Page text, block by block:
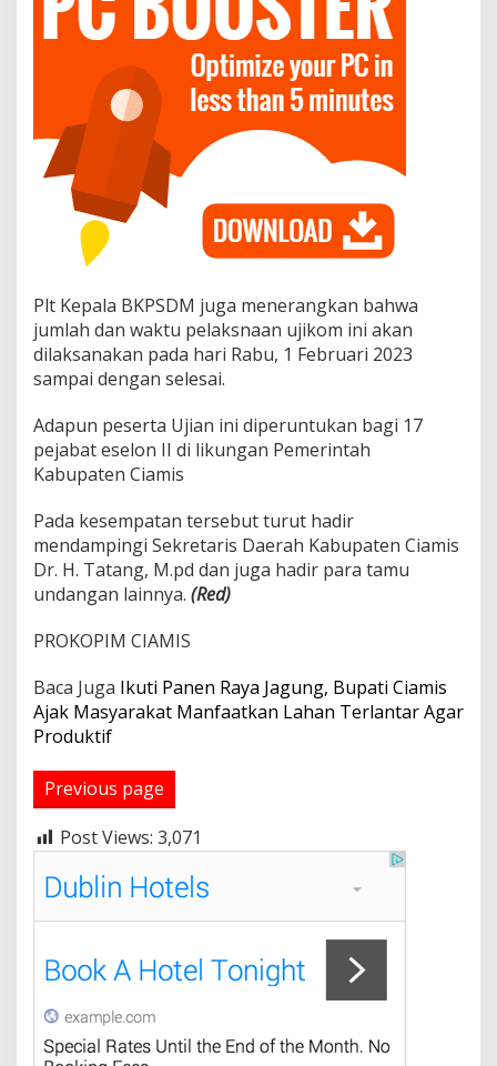
n
g
m
a
(
P
P
)
Plt Kepala BKPSDM juga menerangkan bahwa
jumlah dan waktu pelaksnaan ujikom ini akan
dilaksanakan pada hari Rabu, 1 Februari 2023
sampai dengan selesai.
Adapun peserta Ujian ini diperuntukan bagi 17
pejabat eselon II di likungan Pemerintah
Kabupaten Ciamis
Pada kesempatan tersebut turut hadir
mendampingi Sekretaris Daerah Kabupaten Ciamis
Dr. H. Tatang, M.pd dan juga hadir para tamu
undangan lainnya. (Red)
PROKOPIM CIAMIS
Baca Juga Ikuti Panen Raya Jagung, Bupati Ciamis
Ajak Masyarakat Manfaatkan Lahan Terlantar Agar
Produktif
Previous page
Post Views: 3,071